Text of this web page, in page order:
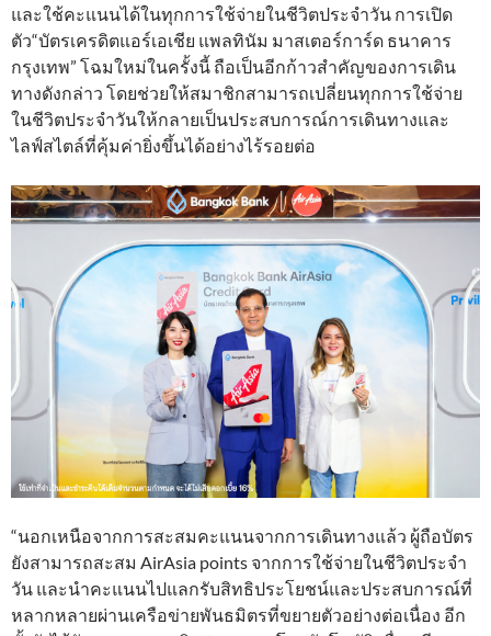
และใช้คะแนนได้ในทุกการใช้จ่ายในชีวิตประจำวัน การเปิด
ตัว“บัตรเครดิตแอร์เอเชีย แพลทินัม มาสเตอร์การ์ด ธนาคาร
กรุงเทพ” โฉมใหม่ในครั้งนี้ ถือเป็นอีกก้าวสำคัญของการเดิน
ทางดังกล่าว โดยช่วยให้สมาชิกสามารถเปลี่ยนทุกการใช้จ่าย
ในชีวิตประจำวันให้กลายเป็นประสบการณ์การเดินทางและ
ไลฟ์สไตล์ที่คุ้มค่ายิ่งขึ้นได้อย่างไร้รอยต่อ
“นอกเหนือจากการสะสมคะแนนจากการเดินทางแล้ว ผู้ถือบัตร
ยังสามารถสะสม AirAsia points จากการใช้จ่ายในชีวิตประจำ
วัน และนำคะแนนไปแลกรับสิทธิประโยชน์และประสบการณ์ที่
หลากหลายผ่านเครือข่ายพันธมิตรที่ขยายตัวอย่างต่อเนื่อง อีก